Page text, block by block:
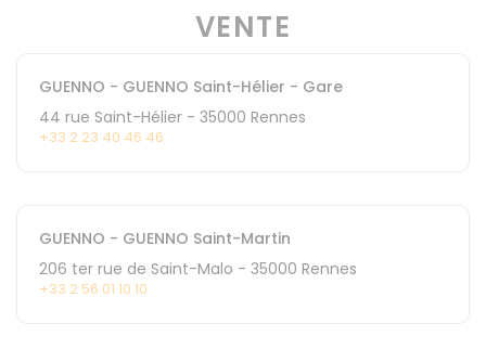
VENTE
GUENNO - GUENNO Saint-Hélier - Gare
44 rue Saint-Hélier - 35000 Rennes
+33 2 23 40 46 46
GUENNO - GUENNO Saint-Martin
206 ter rue de Saint-Malo - 35000 Rennes
+33 2 56 01 10 10